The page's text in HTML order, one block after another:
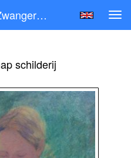
Marloes Buigel Boering - Zwangerschap Schilderij
schilderij